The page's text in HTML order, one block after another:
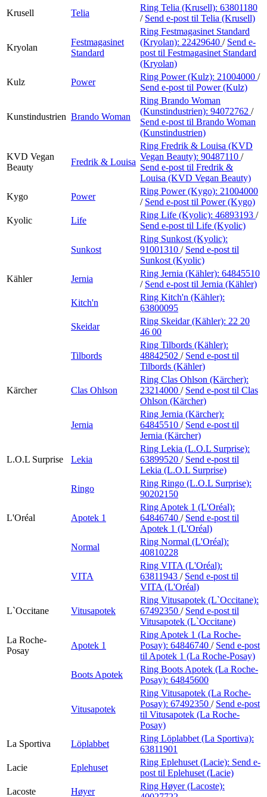
Krusell
Telia
Ring Telia (Krusell): 63801180
/ Send e-post til Telia (Krusell)
Kryolan
Festmagasinet
Standard
Ring Festmagasinet Standard
(Kryolan): 22429640 / Send e-
post til Festmagasinet Standard
(Kryolan)
Kulz
Power
Ring Power (Kulz): 21004000 /
Send e-post til Power (Kulz)
Kunstindustrien Brando Woman
Ring Brando Woman
(Kunstindustrien): 94072762 /
Send e-post til Brando Woman
(Kunstindustrien)
KVD Vegan
Beauty
Fredrik & Louisa
Ring Fredrik & Louisa (KVD
Vegan Beauty): 90487110 /
Send e-post til Fredrik &
Louisa (KVD Vegan Beauty)
Kygo
Power
Ring Power (Kygo): 21004000
/ Send e-post til Power (Kygo)
Kyolic
Life
Ring Life (Kyolic): 46893193 /
Send e-post til Life (Kyolic)
Sunkost
Ring Sunkost (Kyolic):
91001310 / Send e-post til
Sunkost (Kyolic)
Kähler
Jernia
Ring Jernia (Kähler): 64845510
/ Send e-post til Jernia (Kähler)
Kitch'n
Ring Kitch'n (Kähler):
63800095
Skeidar
Ring Skeidar (Kähler): 22 20
46 00
Tilbords
Ring Tilbords (Kähler):
48842502 / Send e-post til
Tilbords (Kähler)
Kärcher Clas Ohlson
Ring Clas Ohlson (Kärcher):
23214000 / Send e-post til Clas
Ohlson (Kärcher)
Jernia
Ring Jernia (Kärcher):
64845510 / Send e-post til
Jernia (Kärcher)
L.O.L Surprise Lekia
Ring Lekia (L.O.L Surprise):
63899520 / Send e-post til
Lekia (L.O.L Surprise)
Ringo
Ring Ringo (L.O.L Surprise):
90202150
L'Oréal Apotek 1
Ring Apotek 1 (L'Oréal):
64846740 / Send e-post til
Apotek 1 (L'Oréal)
Normal
Ring Normal (L'Oréal):
40810228
VITA
Ring VITA (L'Oréal):
63811943 / Send e-post til
VITA (L'Oréal)
L`Occitane Vitusapotek
Ring Vitusapotek (L`Occitane):
67492350 / Send e-post til
Vitusapotek (L`Occitane)
La Roche-
Posay
Apotek 1
Ring Apotek 1 (La Roche-
Posay): 64846740 / Send e-post
til Apotek 1 (La Roche-Posay)
Boots Apotek
Ring Boots Apotek (La Roche-
Posay): 64845600
Vitusapotek
Ring Vitusapotek (La Roche-
Posay): 67492350 / Send e-post
til Vitusapotek (La Roche-
Posay)
La Sportiva
Löplabbet
Ring Löplabbet (La Sportiva):
63811901
Lacie
Eplehuset
Ring Eplehuset (Lacie): Send e-
post til Eplehuset (Lacie)
Lacoste
Høyer
Ring Høyer (Lacoste):